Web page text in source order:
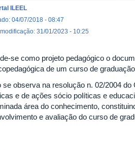
ILEEL
04/07/2018 - 08:47
31/01/2023 - 10:25
se como projeto pedagógico o
de um curso de
se observa na resolução n. 02/2004
e de ações sócio políticas e
área do conhecimento,
e avaliação do curso de